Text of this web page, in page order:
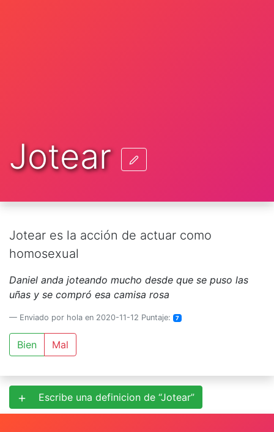
Jotear
Jotear es la acción de actuar como
homosexual
Daniel anda joteando mucho desde que se puso las
uñas y se compró esa camisa rosa
Enviado por hola en 2020-11-12 Puntaje: 7
Bien Mal
Escribe una definicion de “Jotear”